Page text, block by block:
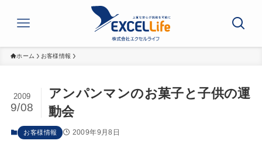
ホーム お客様情報
アンパンマンのお菓子と子供の運
動会
2009
9/08
お客様情報 2009年9月8日